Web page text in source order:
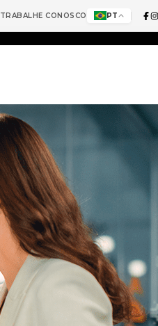
TRABALHE CONOSCO PT